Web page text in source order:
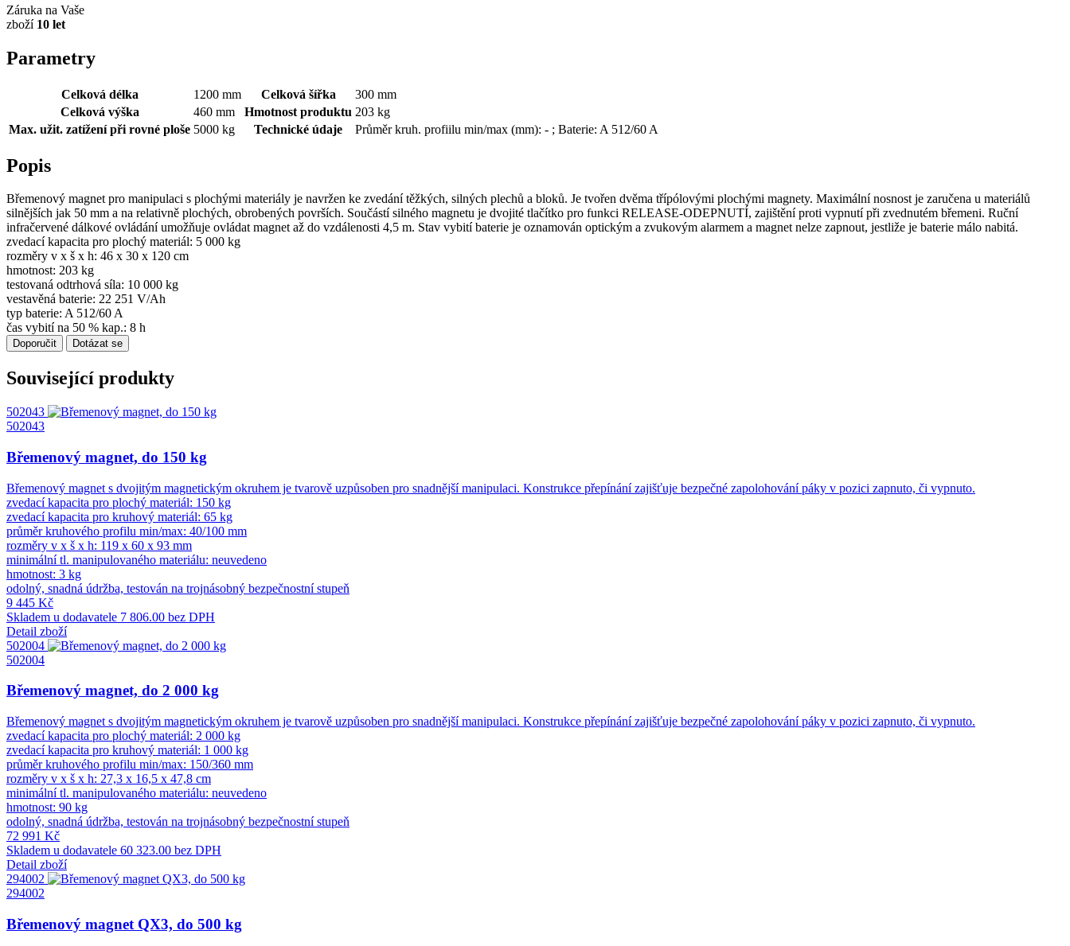
Záruka na Vaše
zboží 10 let
Parametry
Celková délka 1200 mm Celková šířka
300 mm
Celková výška
460 mm Hmotnost produktu 203 kg
Max. užit. zatížení při rovné ploše 5000 kg Technické údaje Průměr kruh. profiilu min/max (mm): - ; Baterie: A 512/60 A
Popis
Břemenový magnet pro manipulaci s plochými materiály je navržen ke zvedání těžkých, silných plechů a bloků. Je tvořen dvěma třípólovými plochými magnety. Maximální nosnost je zaručena u materiálů
silnějších jak 50 mm a na relativně plochých, obrobených površích. Součástí silného magnetu je dvojité tlačítko pro funkci RELEASE-ODEPNUTÍ, zajištění proti vypnutí při zvednutém břemeni. Ruční
infračervené dálkové ovládání umožňuje ovládat magnet až do vzdálenosti 4,5 m. Stav vybití baterie je oznamován optickým a zvukovým alarmem a magnet nelze zapnout, jestliže je baterie málo nabitá.
zvedací kapacita pro plochý materiál: 5 000 kg
rozměry v x š x h: 46 x 30 x 120 cm
hmotnost: 203 kg
testovaná odtrhová síla: 10 000 kg
vestavěná baterie: 22 251 V/Ah
typ baterie: A 512/60 A
čas vybití na 50 % kap.: 8 h
Doporučit Dotázat se
Související produkty
502043
502043
Břemenový magnet, do 150 kg
Břemenový magnet s dvojitým magnetickým okruhem je tvarově uzpůsoben pro snadnější manipulaci. Konstrukce přepínání zajišťuje bezpečné zapolohování páky v pozici zapnuto, či vypnuto.
zvedací kapacita pro plochý materiál: 150 kg
zvedací kapacita pro kruhový materiál: 65 kg
průměr kruhového profilu min/max: 40/100 mm
rozměry v x š x h: 119 x 60 x 93 mm
minimální tl. manipulovaného materiálu: neuvedeno
hmotnost: 3 kg
odolný, snadná údržba, testován na trojnásobný bezpečnostní stupeň
9 445 Kč
Skladem u dodavatele 7 806.00 bez DPH
Detail zboží
502004
502004
Břemenový magnet, do 2 000 kg
Břemenový magnet s dvojitým magnetickým okruhem je tvarově uzpůsoben pro snadnější manipulaci. Konstrukce přepínání zajišťuje bezpečné zapolohování páky v pozici zapnuto, či vypnuto.
zvedací kapacita pro plochý materiál: 2 000 kg
zvedací kapacita pro kruhový materiál: 1 000 kg
průměr kruhového profilu min/max: 150/360 mm
rozměry v x š x h: 27,3 x 16,5 x 47,8 cm
minimální tl. manipulovaného materiálu: neuvedeno
hmotnost: 90 kg
odolný, snadná údržba, testován na trojnásobný bezpečnostní stupeň
72 991 Kč
Skladem u dodavatele 60 323.00 bez DPH
Detail zboží
294002
294002
Břemenový magnet QX3, do 500 kg